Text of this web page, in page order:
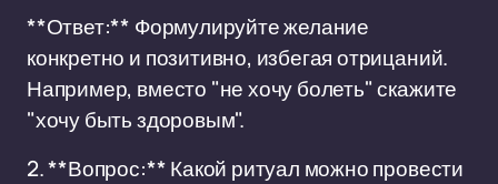
**Ответ:** Формулируйте желание
конкретно и позитивно, избегая отрицаний.
Например, вместо "не хочу болеть" скажите
"хочу быть здоровым".
2. **Вопрос:** Какой ритуал можно провести